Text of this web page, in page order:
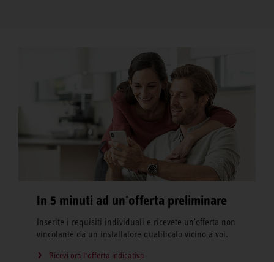
In 5 minuti ad un'offerta preliminare
Inserite i requisiti individuali e ricevete un'offerta non
vincolante da un installatore qualificato vicino a voi.
Ricevi ora l‘offerta indicativa